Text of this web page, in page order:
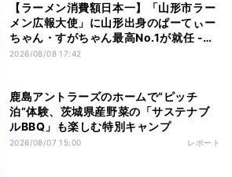
【ラーメン消費額日本一】「山形市ラー
メン広報大使」に山形出身のぱーてぃー
ちゃん・すがちゃん最高No.1が就任 -
「山ラー」の魅力を発信へ
2026/08/08 17:42
鹿島アントラーズのホームで“ピッチ
泊”体験、茨城県産野菜の「サステナブ
ルBBQ」も楽しむ特別キャンプ
2026/08/07 15:00 レポート